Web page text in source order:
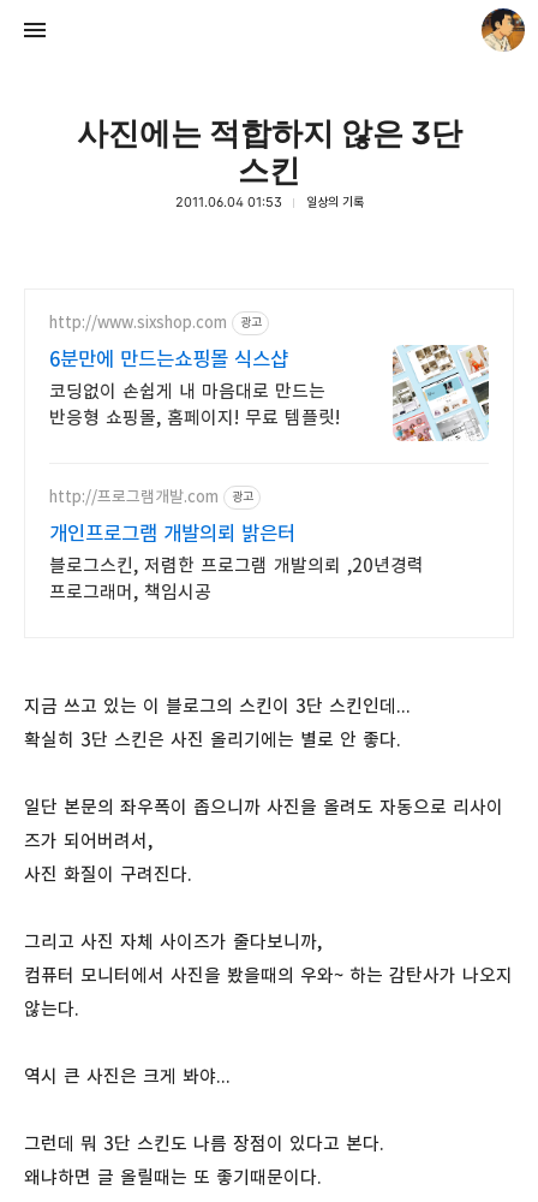
사진에는 적합하지 않은 3단
스킨
2011.06.04 01:53 일상의 기록
http://www.sixshop.com 광고
6분만에 만드는쇼핑몰 식스샵
코딩없이 손쉽게 내 마음대로 만드는
반응형 쇼핑몰, 홈페이지! 무료 템플릿!
http://프로그램개발.com 광고
개인프로그램 개발의뢰 밝은터
블로그스킨, 저렴한 프로그램 개발의뢰 ,20년경력
프로그래머, 책임시공
지금 쓰고 있는 이 블로그의 스킨이 3단 스킨인데...
확실히 3단 스킨은 사진 올리기에는 별로 안 좋다.
일단 본문의 좌우폭이 좁으니까 사진을 올려도 자동으로 리사이
즈가 되어버려서,
사진 화질이 구려진다.
그리고 사진 자체 사이즈가 줄다보니까,
컴퓨터 모니터에서 사진을 봤을때의 우와~ 하는 감탄사가 나오지
않는다.
역시 큰 사진은 크게 봐야...
그런데 뭐 3단 스킨도 나름 장점이 있다고 본다.
왜냐하면 글 올릴때는 또 좋기때문이다.